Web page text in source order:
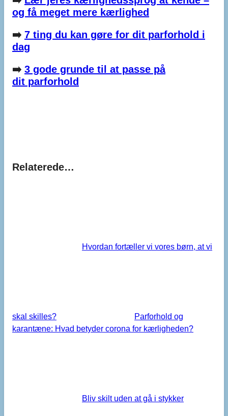
og få meget mere kærlighed
➡️ 7 ting du kan gøre for dit parforhold i
dag
➡️ 3 gode grunde til at passe på
dit parforhold
Relaterede…
Hvordan fortæller vi vores børn, at vi
skal skilles?
Parforhold og
karantæne: Hvad betyder corona for kærligheden?
Bliv skilt uden at gå i stykker